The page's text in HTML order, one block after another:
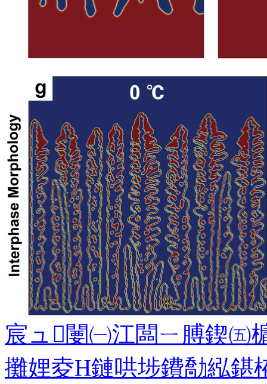
宸ュ闄㈠江闆ㄧ膊鍥㈤
攤娌夌Н鏈哄埗鐨勪紭鍖